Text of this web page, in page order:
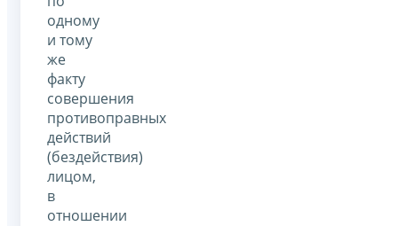
одному
и тому
же
факту
совершения
противоправных
действий
(бездействия)
лицом,
в
отношении